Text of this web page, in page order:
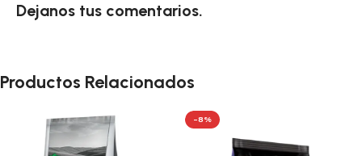
Dejanos tus comentarios.
Productos Relacionados
-8%